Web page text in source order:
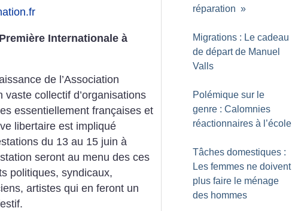
Internationale à
de l’Association
collectif d’organisations
essentiellement françaises et
libertaire est impliqué
du 13 au 15 juin à
seront au menu des ces
politiques, syndicaux,
artistes qui en feront un
réparation »
Migrations : Le cadeau
de départ de Manuel
Valls
Polémique sur le
genre : Calomnies
réactionnaires à l’école
Tâches domestiques :
Les femmes ne doivent
plus faire le ménage
des hommes